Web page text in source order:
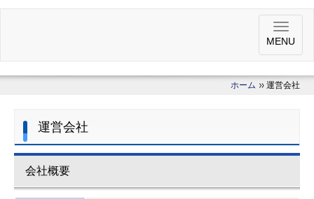
MENU
ホーム 運営会社
運営会社
会社概要